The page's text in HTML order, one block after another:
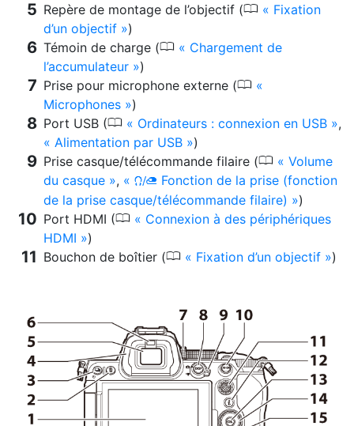
Repère de montage de l’objectif (0
Fixation
d’un objectif
)
Témoin de charge (0
Chargement de
l’accumulateur
)
Prise pour microphone externe (0
Microphones
)
Port USB (0 Ordinateurs : connexion en USB
,
Alimentation par USB
)
Prise casque/télécommande filaire (0
Volume
du casque
, Z Fonction de la prise (fonction
de la prise casque/télécommande filaire)
)
Port HDMI (0
Connexion à des périphériques
HDMI
)
Bouchon de boîtier (0 Fixation d’un objectif )